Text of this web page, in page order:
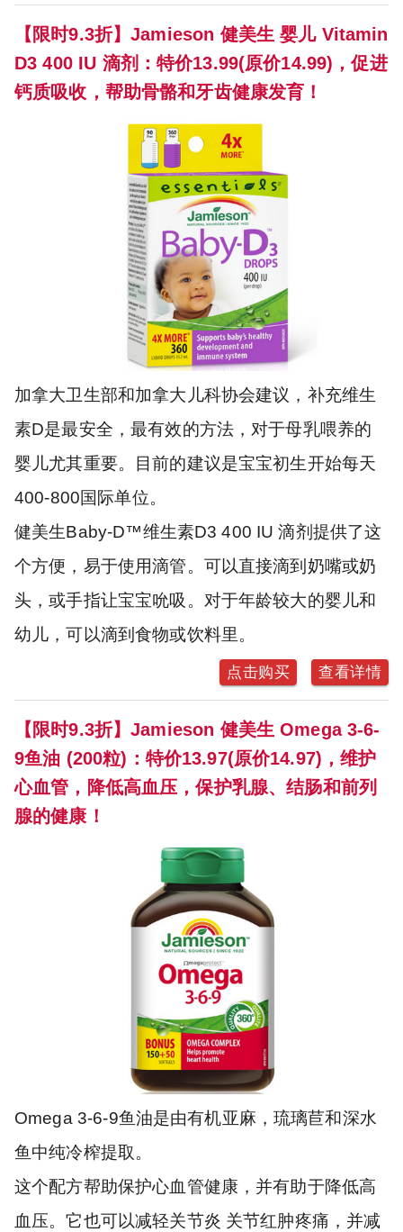
【限时9.3折】Jamieson 健美生 婴儿 Vitamin
D3 400 IU 滴剂：特价13.99(原价14.99)，促进
钙质吸收，帮助骨骼和牙齿健康发育！
加拿大卫生部和加拿大儿科协会建议，补充维生
素D是最安全，最有效的方法，对于母乳喂养的
婴儿尤其重要。目前的建议是宝宝初生开始每天
400-800国际单位。
健美生Baby-D™维生素D3 400 IU 滴剂提供了这
个方便，易于使用滴管。可以直接滴到奶嘴或奶
头，或手指让宝宝吮吸。对于年龄较大的婴儿和
幼儿，可以滴到食物或饮料里。
点击购买 查看详情
【限时9.3折】Jamieson 健美生 Omega 3-6-
9鱼油 (200粒)：特价13.97(原价14.97)，维护
心血管，降低高血压，保护乳腺、结肠和前列
腺的健康！
Omega 3-6-9鱼油是由有机亚麻，琉璃苣和深水
鱼中纯冷榨提取。
这个配方帮助保护心血管健康，并有助于降低高
血压。它也可以减轻关节炎 关节红肿疼痛，并减